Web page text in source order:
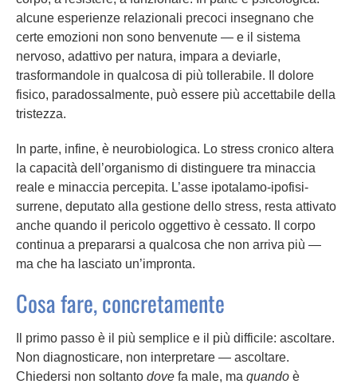
alcune esperienze relazionali precoci insegnano che
certe emozioni non sono benvenute — e il sistema
nervoso, adattivo per natura, impara a deviarle,
trasformandole in qualcosa di più tollerabile. Il dolore
fisico, paradossalmente, può essere più accettabile della
tristezza.
In parte, infine, è neurobiologica. Lo stress cronico altera
la capacità dell’organismo di distinguere tra minaccia
reale e minaccia percepita. L’asse ipotalamo-ipofisi-
surrene, deputato alla gestione dello stress, resta attivato
anche quando il pericolo oggettivo è cessato. Il corpo
continua a prepararsi a qualcosa che non arriva più —
ma che ha lasciato un’impronta.
Cosa fare, concretamente
Il primo passo è il più semplice e il più difficile: ascoltare.
Non diagnosticare, non interpretare — ascoltare.
Chiedersi non soltanto dove fa male, ma quando è